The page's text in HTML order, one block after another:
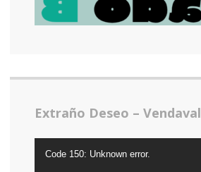
Extraño Deseo – Vendaval
Code 150: Unknown error.